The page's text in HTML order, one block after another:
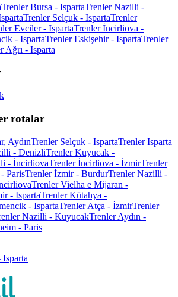
Trenler Bursa - IspartaTrenler Nazilli -
Trenler Selçuk - IspartaTrenler
Evciler - IspartaTrenler İncirliova -
- IspartaTrenler Eskişehir - IspartaTrenler
Ağrı - Isparta
rotalar
AydınTrenler Selçuk - IspartaTrenler Isparta
- DenizliTrenler Kuyucak -
- İncirliovaTrenler İncirliova - İzmirTrenler
ParisTrenler İzmir - BurdurTrenler Nazilli -
Trenler Vielha e Mijaran -
- IspartaTrenler Kütahya -
- IspartaTrenler Atça - İzmirTrenler
Nazilli - KuyucakTrenler Aydın -
- Paris